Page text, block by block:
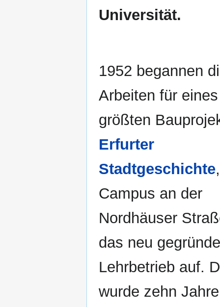
Universität.
1952 begannen
Arbeiten für
größten
Erfurter
Stadtgeschichte
Campus an der
Nordhäuser
das neu
Lehrbetrieb auf.
wurde zehn